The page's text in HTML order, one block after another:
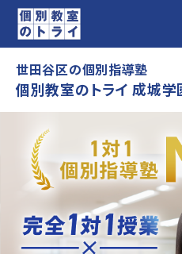
世田谷区の個別指導塾
個別教室のトライ 成城